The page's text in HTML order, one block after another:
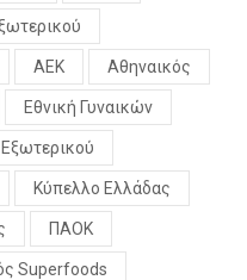
ΑΕΚ Αθηναικός
Εθνική Γυναικών
Κύπελλο Ελλάδας
ΠΑΟΚ
Superfoods